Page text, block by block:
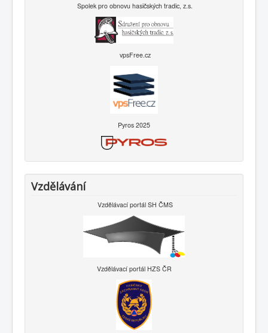
Spolek pro obnovu hasičských tradic, z.s.
vpsFree.cz
Pyros 2025
Vzdělávání
Vzdělávací portál SH ČMS
Vzdělávací portál HZS ČR